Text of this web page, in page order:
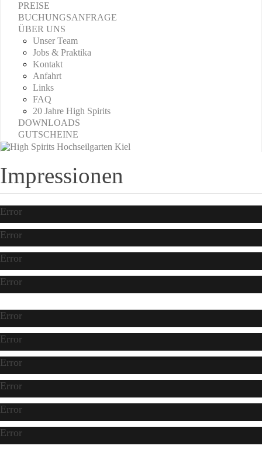
PREISE
BUCHUNGSANFRAGE
ÜBER UNS
Unser Team
Jobs & Praktika
Kontakt
Anfahrt
Links
FAQ
20 Jahre High Spirits
DOWNLOADS
GUTSCHEINE
Impressionen
Error
Error
Error
Error
Error
Error
Error
Error
Error
Error